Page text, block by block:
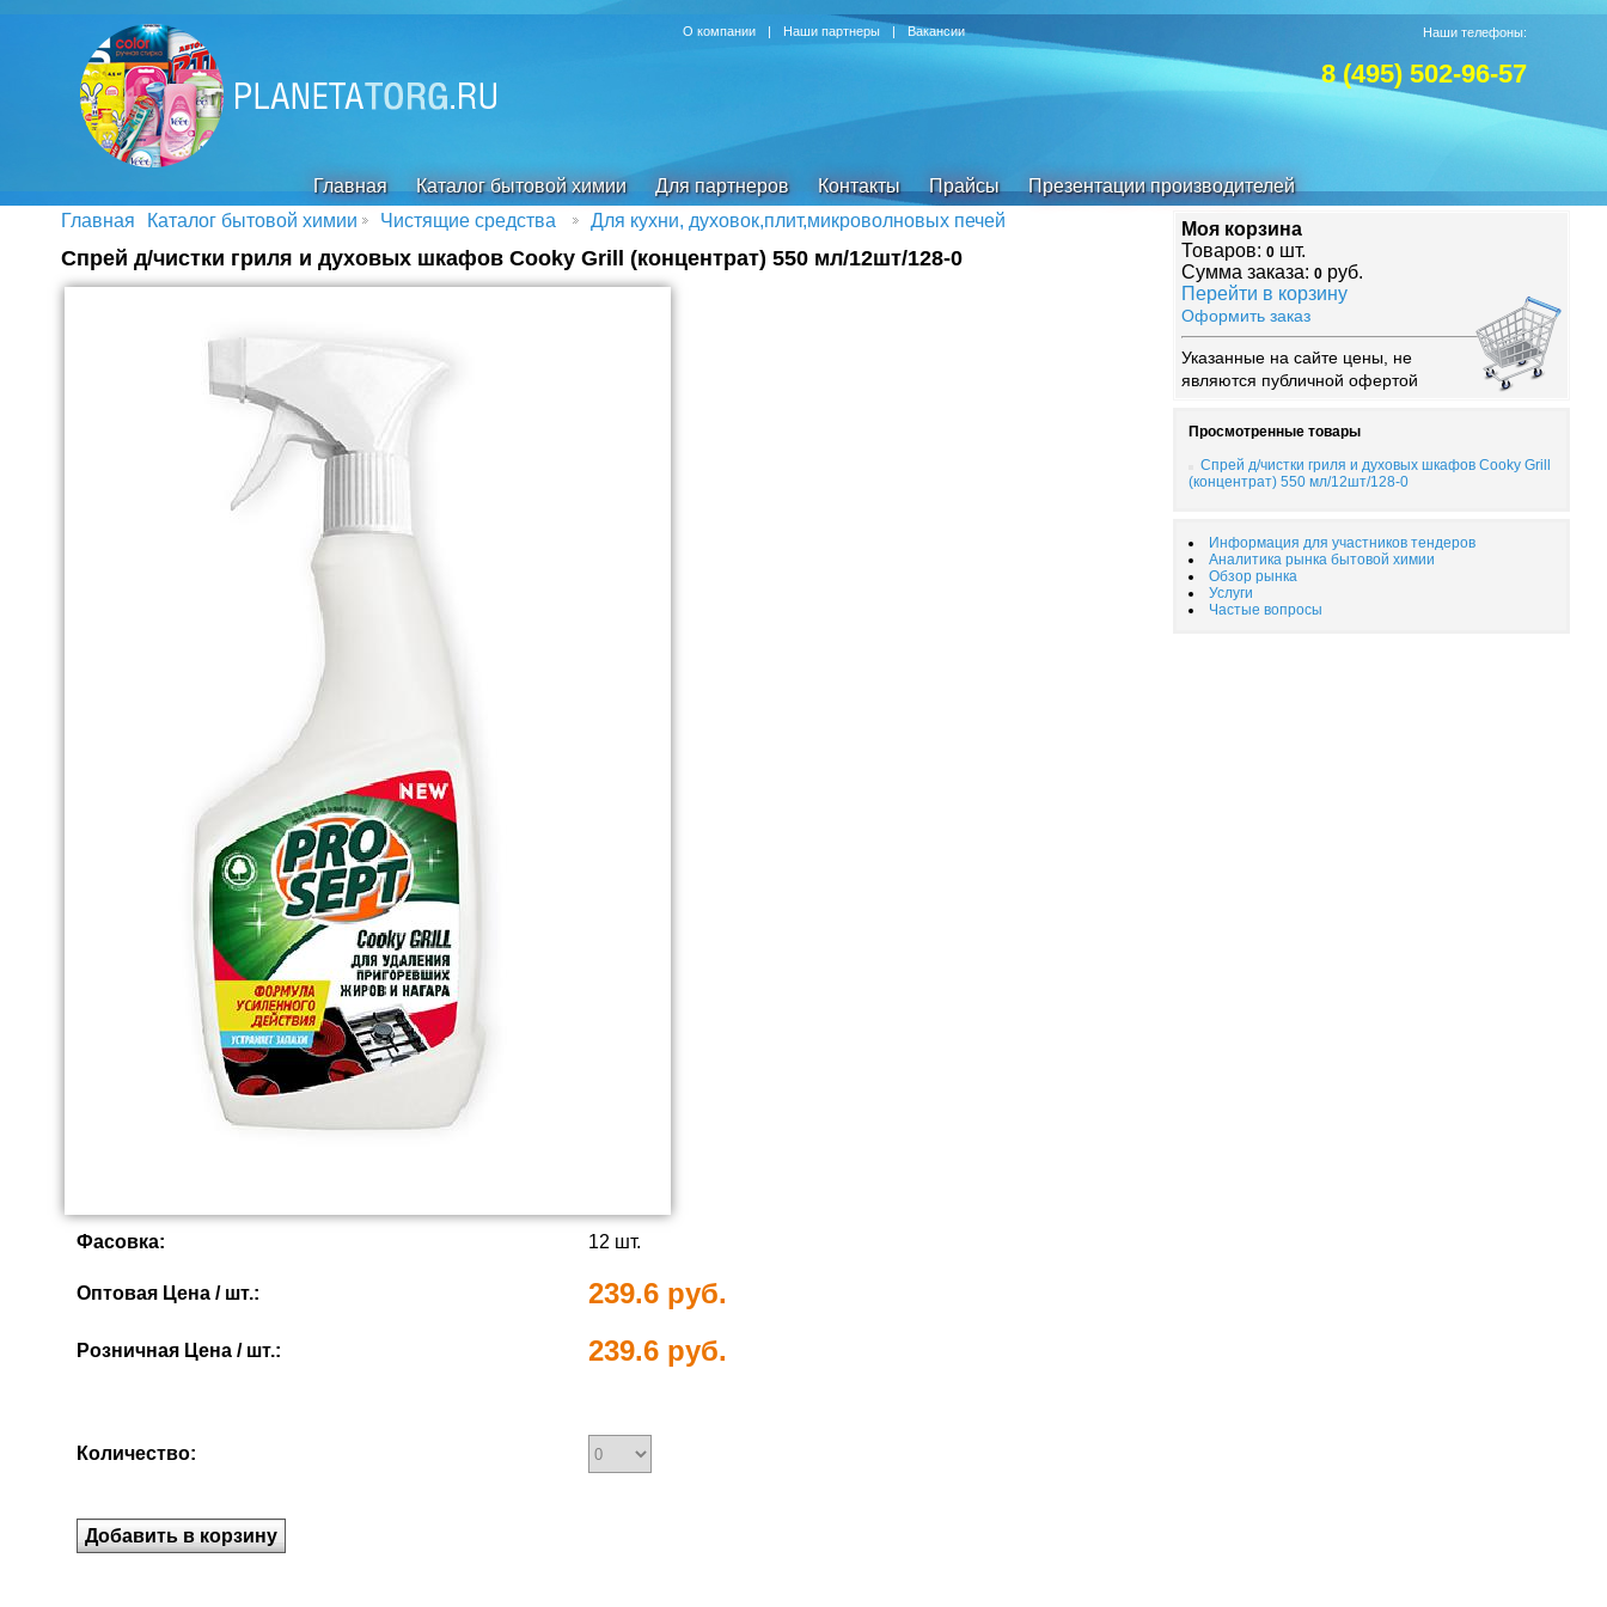
Наши телефоны:
8 (495) 502-96-57
О компании | Наши партнеры | Вакансии
Главная Каталог бытовой химии Для партнеров Контакты Прайсы
Презентации производителей
Главная
Каталог бытовой химии Чистящие средства Для кухни, духовок,плит,микроволновых печей
Спрей д/чистки гриля и духовых шкафов Cooky Grill (концентрат) 550 мл/12шт/128-0
Фасовка: 12 шт.
Оптовая Цена / шт.: 239.6 руб.
Розничная Цена / шт.: 239.6 руб.
Количество:
Моя корзина
Товаров: 0 шт.
Сумма заказа: 0 руб.
Перейти в корзину
Оформить заказ
Указанные на сайте цены, не
являются публичной офертой
Просмотренные товары
Спрей д/чистки гриля и духовых шкафов Cooky Grill
(концентрат) 550 мл/12шт/128-0
Информация для участников тендеров
Аналитика рынка бытовой химии
Обзор рынка
Услуги
Частые вопросы